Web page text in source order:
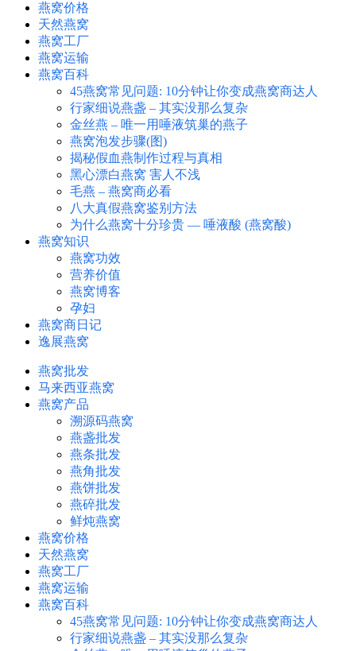
燕窝价格
天然燕窝
燕窝工厂
燕窝运输
燕窝百科
45燕窝常见问题: 10分钟让你变成燕窝商达人
行家细说燕盏 – 其实没那么复杂
金丝燕 – 唯一用唾液筑巢的燕子
燕窝泡发步骤(图)
揭秘假血燕制作过程与真相
黑心漂白燕窝 害人不浅
毛燕 – 燕窝商必看
八大真假燕窝鉴别方法
为什么燕窝十分珍贵 — 唾液酸 (燕窝酸)
燕窝知识
燕窝功效
营养价值
燕窝博客
孕妇
燕窝商日记
逸展燕窝
燕窝批发
马来西亚燕窝
燕窝产品
溯源码燕窝
燕盏批发
燕条批发
燕角批发
燕饼批发
燕碎批发
鲜炖燕窝
燕窝价格
天然燕窝
燕窝工厂
燕窝运输
燕窝百科
45燕窝常见问题: 10分钟让你变成燕窝商达人
行家细说燕盏 – 其实没那么复杂